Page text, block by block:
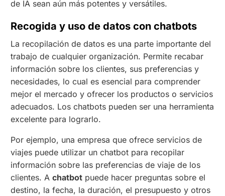
de IA sean aún más potentes y versátiles.
Recogida y uso de datos con chatbots
La recopilación de datos es una parte importante del
trabajo de cualquier organización. Permite recabar
información sobre los clientes, sus preferencias y
necesidades, lo cual es esencial para comprender
mejor el mercado y ofrecer los productos o servicios
adecuados. Los chatbots pueden ser una herramienta
excelente para lograrlo.
Por ejemplo, una empresa que ofrece servicios de
viajes puede utilizar un chatbot para recopilar
información sobre las preferencias de viaje de los
clientes. Achatbot puede hacer preguntas sobre el
destino, la fecha, la duración, el presupuesto y otros